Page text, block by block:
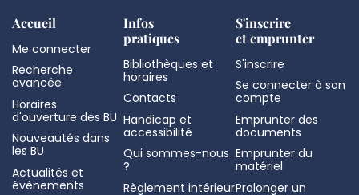
Accueil
Me connecter
Recherche
avancée
Horaires
d'ouverture des BU
Nouveautés dans
les BU
Actualités et
évènements
Infos
pratiques
Bibliothèques et
horaires
Contacts
Handicap et
accessibilité
Qui sommes-nous
?
Règlement intérieur
S'inscrire
et emprunter
S'inscrire
Se connecter à son
compte
Emprunter des
documents
Emprunter du
matériel
Prolonger un